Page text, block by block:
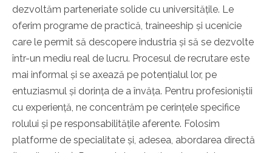
dezvoltăm parteneriate solide cu universitățile. Le
oferim programe de practică, traineeship și ucenicie
care le permit să descopere industria și să se dezvolte
într-un mediu real de lucru. Procesul de recrutare este
mai informal și se axează pe potențialul lor, pe
entuziasmul și dorința de a învăța. Pentru profesioniștii
cu experiență, ne concentrăm pe cerințele specifice
rolului și pe responsabilitățile aferente. Folosim
platforme de specialitate și, adesea, abordarea directă